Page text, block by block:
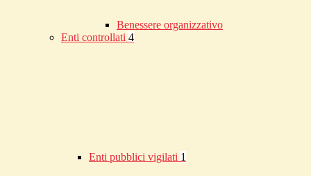
Benessere organizzativo
Enti controllati 4
Enti pubblici vigilati 1